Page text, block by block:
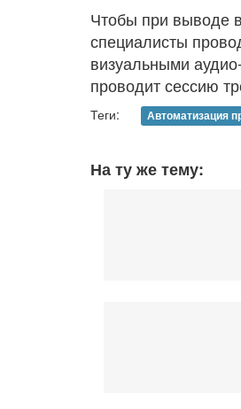
Чтобы при выводе
специалисты
визуальными
проводит сессию
Теги: Автоматизация
На ту же тему: